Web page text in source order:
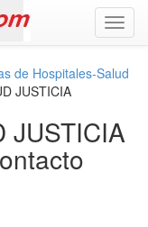
de Hospitales-Salud
JUSTICIA
JUSTICIA